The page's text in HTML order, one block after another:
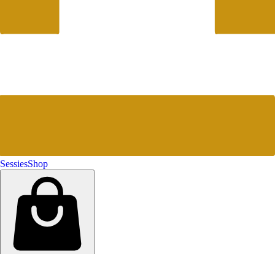
SessiesShop